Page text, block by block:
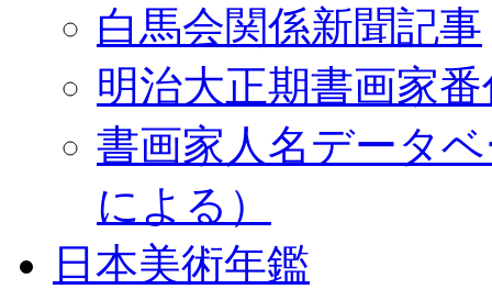
白馬会関係新聞記事
明治大正期書画家
書画家人名データ
による）
日本美術年鑑